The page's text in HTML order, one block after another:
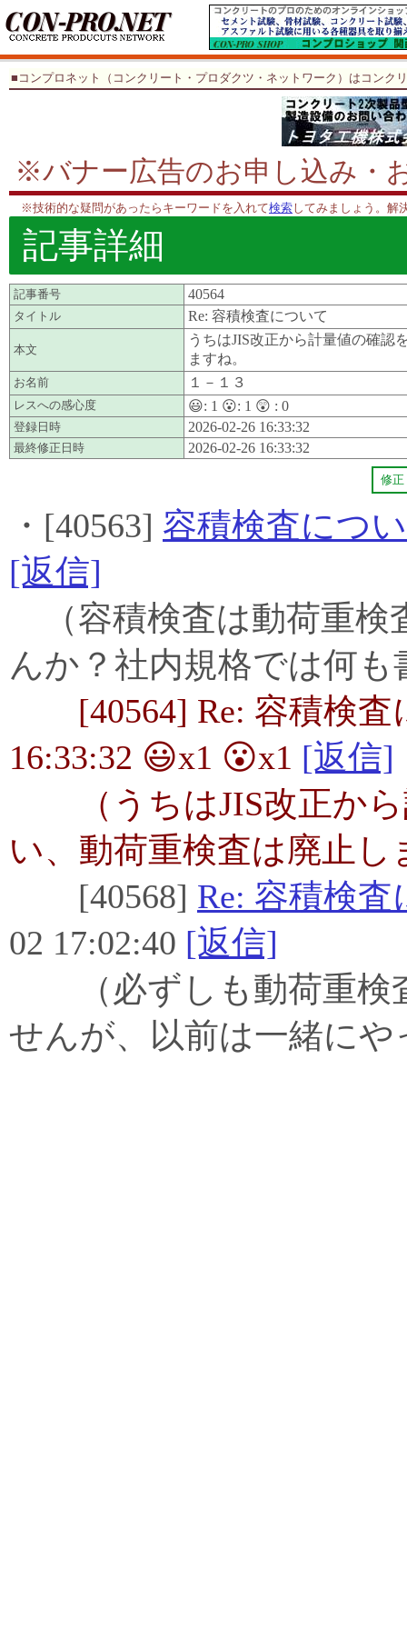
■コンプロネット（コンクリート・プロダクツ・ネットワーク）はコンク
※バナー広告のお申し込み・
※技術的な疑問があったらキーワードを入れて検索してみましょう。解
記事詳細
記事番号 40564
タイトル Re: 容積検査について
本文
うちはJIS改正から計量値の確認
ますね。
お名前 １－１３
レスへの感心度 😃: 1 😮: 1 😲 : 0
登録日時 2026-02-26 16:33:32
最終修正日時 2026-02-26 16:33:32
修正
・[40563] 容積検査につ
[返信]
（容積検査は動荷重検
んか？社内規格では何
[40564] Re: 容積検査
16:33:32 😃x1 😮x1 [返信]
（うちはJIS改正から
い、動荷重検査は廃止
[40568] Re: 容積検
02 17:02:40 [返信]
（必ずしも動荷重検
せんが、以前は一緒に